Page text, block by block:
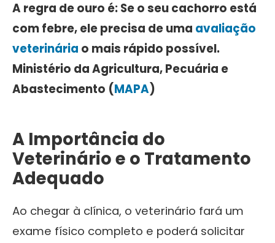
A regra de ouro é: Se o seu cachorro está
com febre, ele precisa de uma avaliação
veterinária o mais rápido possível.
Ministério da Agricultura, Pecuária e
Abastecimento (MAPA)
A Importância do
Veterinário e o Tratamento
Adequado
Ao chegar à clínica, o veterinário fará um
exame físico completo e poderá solicitar